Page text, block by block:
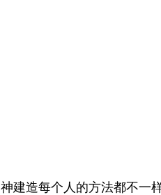
神建造每个人的方法都不一